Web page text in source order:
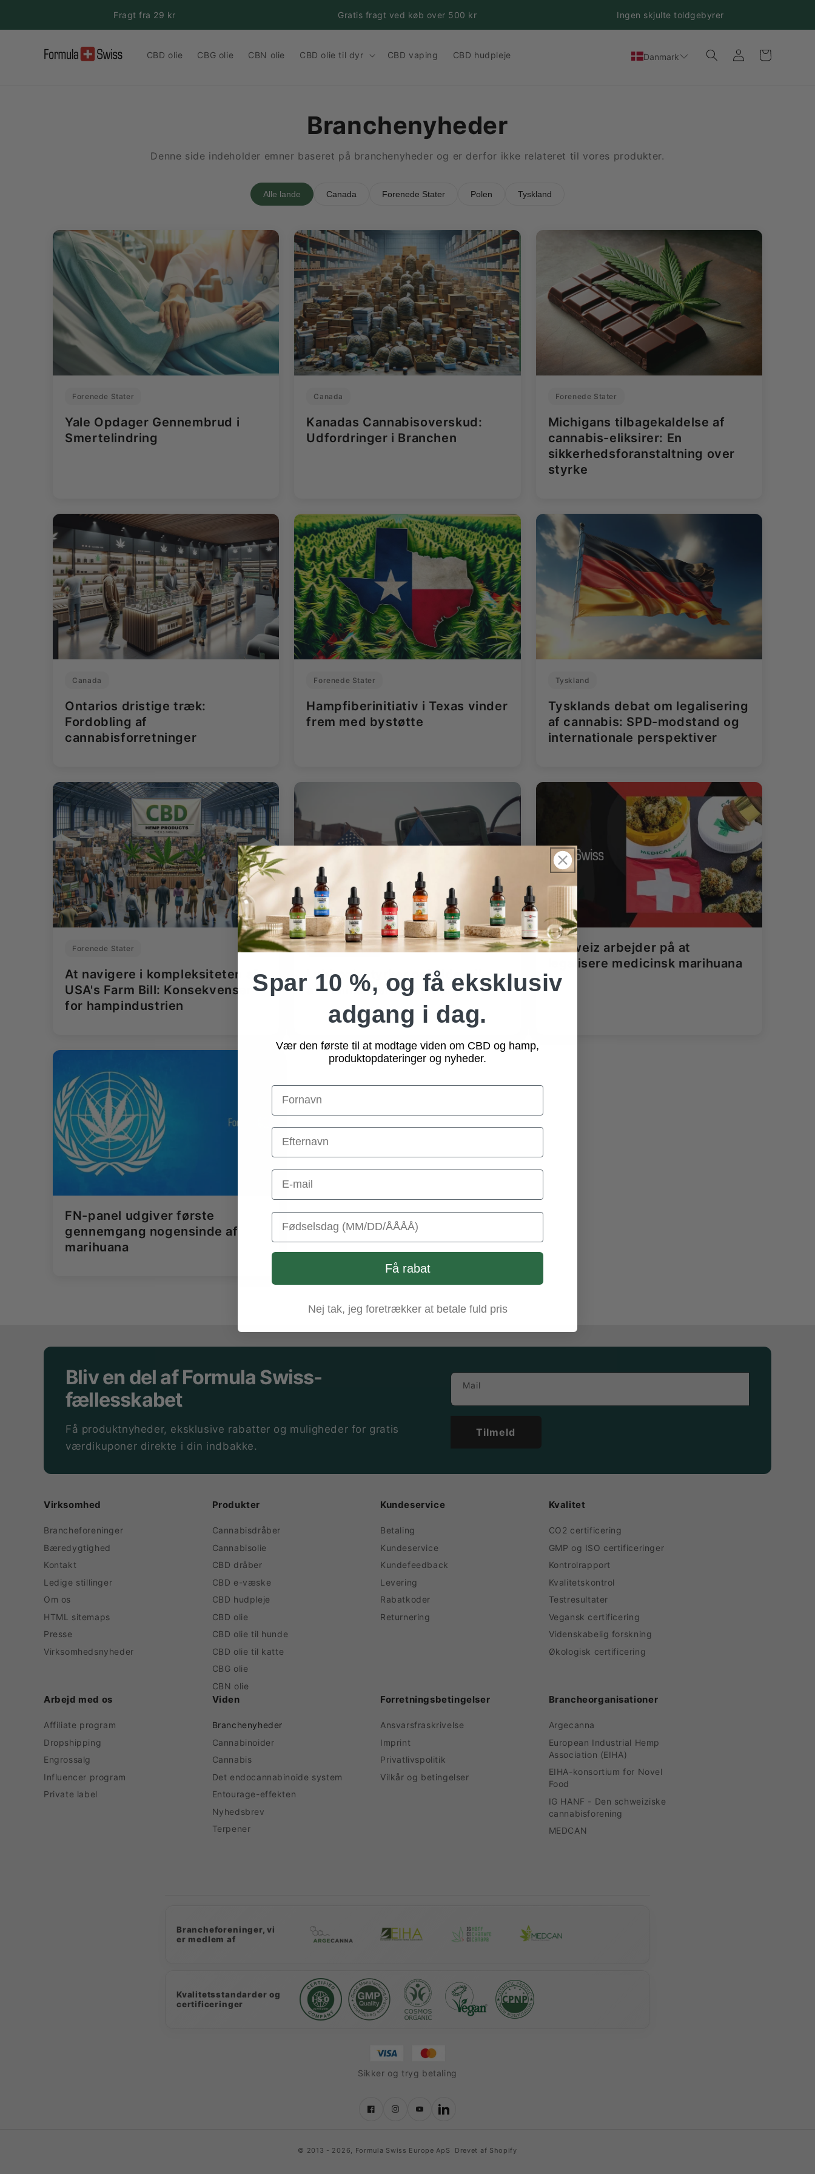
Fragt fra 29 kr Gratis fragt ved køb over 500 kr Ingen skjulte toldgebyrer
CBD olie CBG olie CBN olie CBD olie til dyr CBD vaping CBD hudpleje Danmark
Log
ind
Indkøbskurv
Branchenyheder
Denne side indeholder emner baseret på branchenyheder og er derfor ikke relateret til vores produkter.
Alle lande Canada Forenede Stater Polen Tyskland
Forenede Stater
Yale Opdager Gennembrud i
Smertelindring
Canada
Kanadas Cannabisoverskud:
Udfordringer i Branchen
Forenede Stater
Michigans tilbagekaldelse af
cannabis-eliksirer: En
sikkerhedsforanstaltning over
styrke
Canada
Ontarios dristige træk:
Fordobling af
cannabisforretninger
Forenede Stater
Hampfiberinitiativ i Texas vinder
frem med bystøtte
Tyskland
Tysklands debat om legalisering
af cannabis: SPD-modstand og
internationale perspektiver
Forenede Stater
At navigere i kompleksiteten af
USA's Farm Bill: Konsekvenser
for hampindustrien
Forenede Stater
Lubbock styrker opkaldet til
afkriminalisering af marijuana
Schweiz arbejder på at
legalisere medicinsk marihuana
FN-panel udgiver første
gennemgang nogensinde af
marihuana
Bliv en del af Formula Swiss-
fællesskabet
Få produktnyheder, eksklusive rabatter og muligheder for gratis
værdikuponer direkte i din indbakke.
Mail
Tilmeld
Virksomhed
Brancheforeninger
Bæredygtighed
Kontakt
Ledige stillinger
Om os
HTML sitemaps
Presse
Virksomhedsnyheder
Produkter
Cannabisdråber
Cannabisolie
CBD dråber
CBD e-væske
CBD hudpleje
CBD olie
CBD olie til hunde
CBD olie til katte
CBG olie
CBN olie
Kundeservice
Betaling
Kundeservice
Kundefeedback
Levering
Rabatkoder
Returnering
Kvalitet
CO2 certificering
GMP og ISO certificeringer
Kontrolrapport
Kvalitetskontrol
Testresultater
Vegansk certificering
Videnskabelig forskning
Økologisk certificering
Arbejd med os
Affiliate program
Dropshipping
Engrossalg
Influencer program
Private label
Viden
Branchenyheder
Cannabinoider
Cannabis
Det endocannabinoide system
Entourage-effekten
Nyhedsbrev
Terpener
Forretningsbetingelser
Ansvarsfraskrivelse
Imprint
Privatlivspolitik
Vilkår og betingelser
Brancheorganisationer
Argecanna
European Industrial Hemp
Association (EIHA)
EIHA-konsortium for Novel
Food
IG HANF - Den schweiziske
cannabisforening
MEDCAN
Brancheforeninger, vi
er medlem af
Kvalitetsstandarder og
certificeringer
Sikker og tryg betaling
FacebookInstagramYouTubeLinkedIn
© 2013 - 2026, Formula Swiss Europe ApS Drevet af Shopify
Spar 10 %, og få eksklusiv
adgang i dag.
Vær den første til at modtage viden om CBD og hamp,
produktopdateringer og nyheder.
Email Address
Birthday
Få rabat
Nej tak, jeg foretrækker at betale fuld pris